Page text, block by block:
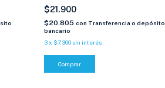
$21.900
$20.805 con Transferencia o depósito
bancario
3x $7.300 sin interés
Comprar